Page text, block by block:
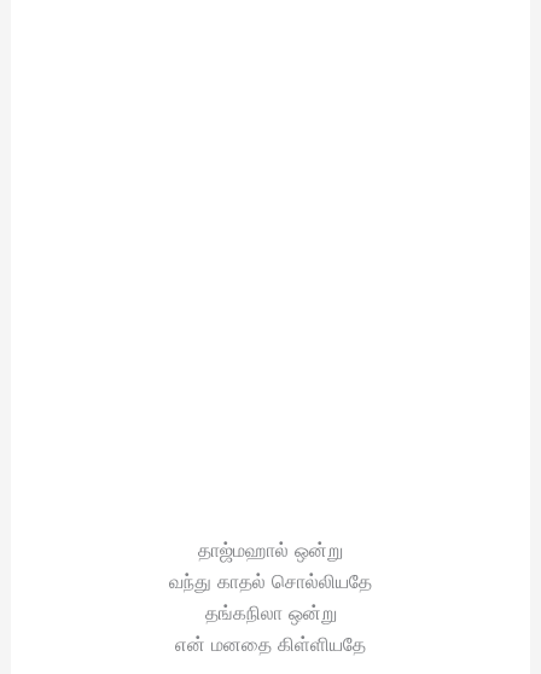
தாஜ்மஹால் ஒன்று
வந்து காதல் சொல்லியதே
தங்கநிலா ஒன்று
என் மனதை கிள்ளியதே